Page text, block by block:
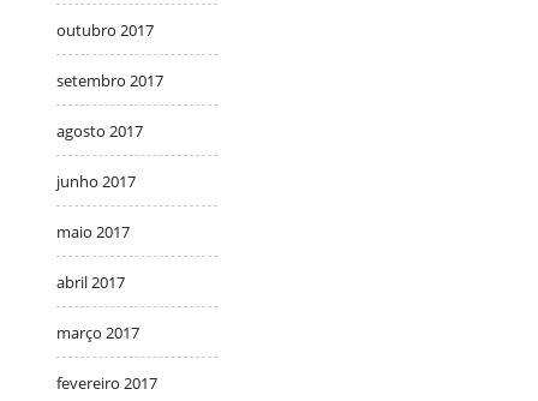
outubro 2017
setembro 2017
agosto 2017
junho 2017
maio 2017
abril 2017
março 2017
fevereiro 2017